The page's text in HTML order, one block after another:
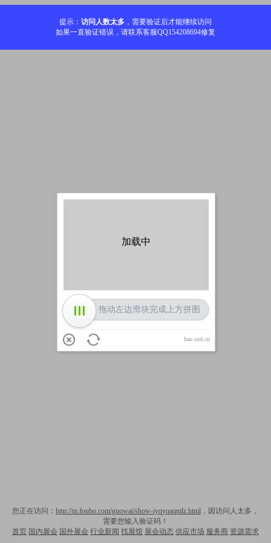
提示： 访问人数太多 ，需要验证后才能继续访问
如果一直验证错误，请联系客服QQ154208694修复
您正在访问： http://m.foubo.com/guowai/show-iyqyqaqmlz.html ，因访问人太多，
需要您输入验证码！
首页 国内展会 国外展会 行业新闻 找展馆 展会动态 供应市场 服务商 资源需求
加载中
拖动左边滑块完成上方拼图
hao.sud.cn